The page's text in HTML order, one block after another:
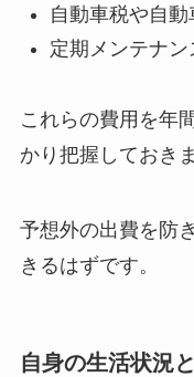
自動車税や自
定期メンテナン
これらの費用を年
かり把握しておき
予想外の出費を防
きるはずです。
自身の生活状況